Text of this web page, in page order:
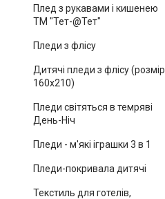
Плед з рукавами і кишенею
ТМ "Тет-@Тет"
Пледи з флісу
Дитячі пледи з флісу (розмір
160х210)
Пледи світяться в темряві
День-Ніч
Пледи - м'які іграшки 3 в 1
Пледи-покривала дитячі
Текстиль для готелів,